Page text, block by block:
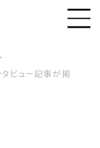
ビュー記事が掲